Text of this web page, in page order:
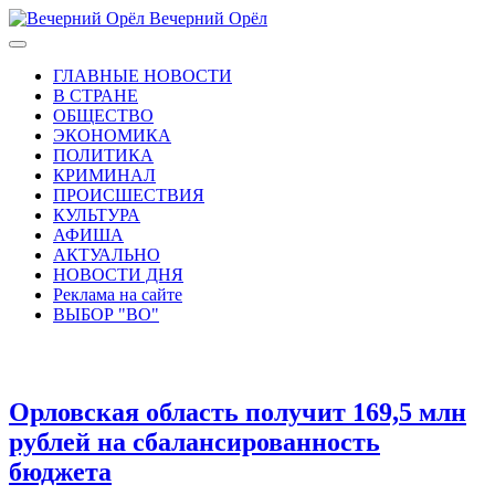
Вечерний Орёл
ГЛАВНЫЕ НОВОСТИ
В СТРАНЕ
ОБЩЕСТВО
ЭКОНОМИКА
ПОЛИТИКА
КРИМИНАЛ
ПРОИСШЕСТВИЯ
КУЛЬТУРА
АФИША
АКТУАЛЬНО
НОВОСТИ ДНЯ
Реклама на сайте
ВЫБОР "ВО"
Орловская область получит 169,5 млн
рублей на сбалансированность
бюджета